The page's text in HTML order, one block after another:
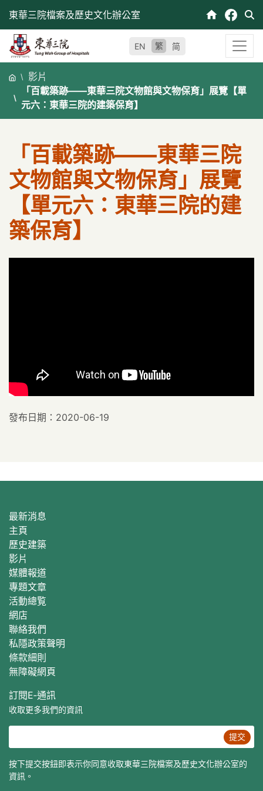
東華三院檔案及歷史文化辦公室
EN 繁 简
影片
「百載築跡——東華三院文物館與文物保育」展覽【單
元六：東華三院的建築保育】
「百載築跡——東華三院
文物館與文物保育」展覽
【單元六：東華三院的建
築保育】
發布日期：2020-06-19
最新消息
主頁
歷史建築
影片
媒體報道
專題文章
活動總覧
網店
聯絡我們
私隱政策聲明
條款細則
無障礙網頁
訂閱E‐通訊
收取更多我們的資訊
提交
按下提交按鈕即表示你同意收取東華三院檔案及歷史文化辦公室的
資訊。